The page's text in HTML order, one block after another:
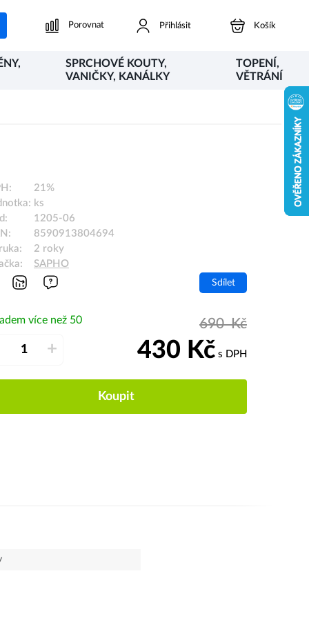
Porovnat Přihlásit Košík
SPRCHOVÉ KOUTY,
VANIČKY, KANÁLKY
TOPENÍ,
VĚTRÁNÍ
21%
ks
1205-06
8590913804694
2 roky
SAPHO
Sdílet
více než 50
+
690Kč
430 Kč s DPH
Koupit